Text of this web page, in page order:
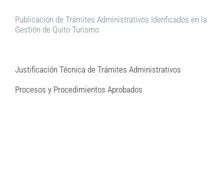
Publicación de Trámites Administrativos Idenficados en la
Gestión de Quito Turismo
Justificación Técnica de Trámites Administrativos
Procesos y Procedimientos Aprobados